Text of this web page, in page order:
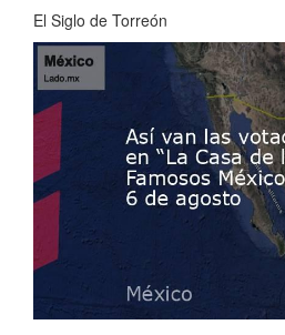
El Siglo de Torreón